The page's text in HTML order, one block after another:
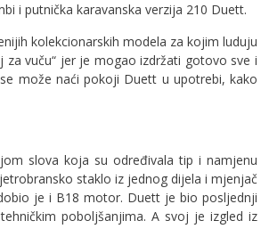
i putnička karavanska verzija 210 Duett.
kolekcionarskih modela za kojim luduju
vuču“ jer je mogao izdržati gotovo sve i
može naći pokoji Duett u upotrebi, kako
slova koja su određivala tip i namjenu
staklo iz jednog dijela i mjenjač
je i B18 motor. Duett je bio posljednji
poboljšanjima. A svoj je izgled iz